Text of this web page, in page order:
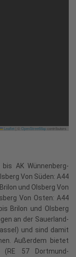
Leaflet OpenStreetMapcontributors
AK Wünnenberg-
Von Süden: A44
und Olsberg Von
Von Osten: A44
Brilon und Olsberg
an der Sauerland-
und sind damit
Außerdem bietet
(RE 57 Dortmund-